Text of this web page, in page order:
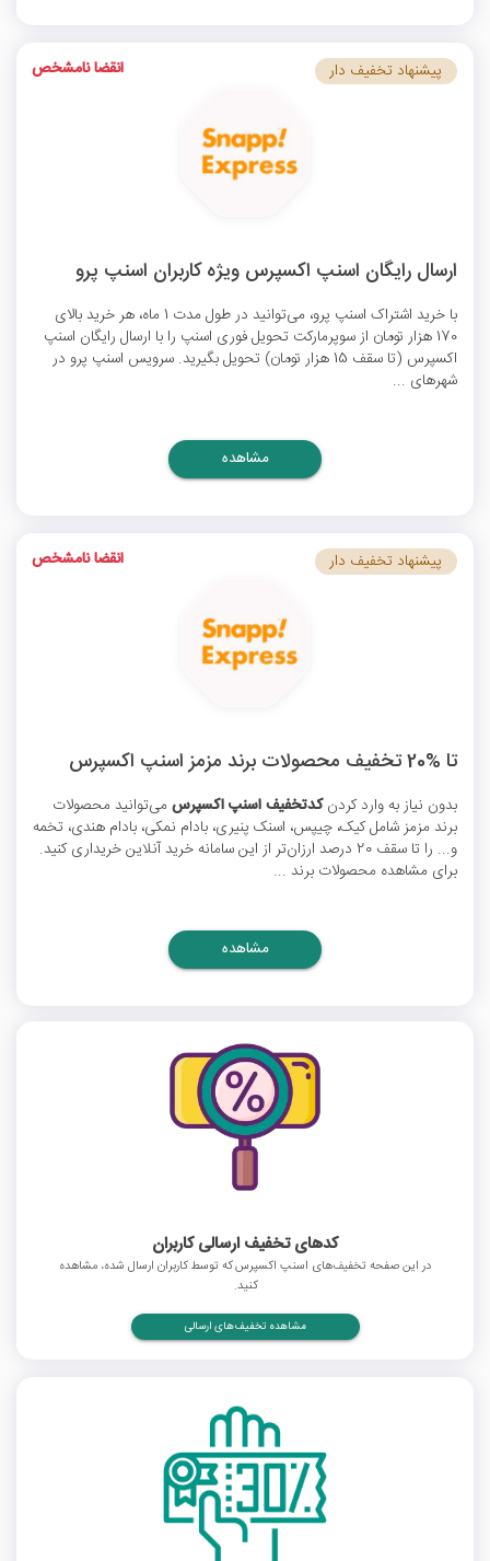
ارسال رایگان اسنپ اکسپرس ویژه کاربران اسنپ پرو
با خرید اشتراک اسنپ پرو، می‌توانید در طول مدت 1 ماه، هر خرید بالای
170 هزار تومان از سوپرمارکت تحویل فوری اسنپ را با
ارسال رایگان اسنپ
اکسپرس
(تا سقف 15 هزار تومان) تحویل بگیرید. سرویس اسنپ پرو در
شهرهای ...
پیشنهاد تخفیف دار انقضا نامشخص
مشاهده
تا %20 تخفیف محصولات برند مزمز اسنپ اکسپرس
بدون نیاز به وارد کردنکدتخفیف اسنپ اکسپرس می‌توانید محصولات
برند مزمز شامل کیک، چیپس، اسنک پنیری، بادام نمکی، بادام هندی، تخمه
و... را تا سقف 20 درصد ارزان‌تر از این سامانه خرید آنلاین خریداری کنید.
برای مشاهده محصولات برند ...
پیشنهاد تخفیف دار انقضا نامشخص
مشاهده
کدهای تخفیف ارسالی کاربران
در این صفحه تخفیف‌های اسنپ اکسپرس که توسط کاربران ارسال شده، مشاهده
کنید.
مشاهده تخفیف‌های ارسالی